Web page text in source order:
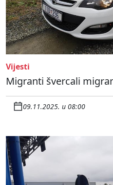
Vijesti
Migranti švercali
09.11.2025. u 08:00